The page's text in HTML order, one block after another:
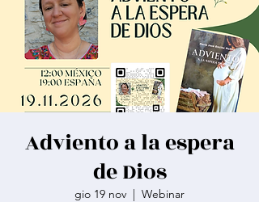
Adviento a la espera
de Dios
gio 19 nov
  |
Webinar